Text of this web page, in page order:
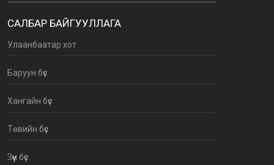
САЛБАР БАЙГУУЛЛАГА
Улаанбаатар хот
Баруун бүс
Хангайн бүс
Төвийн бүс
Зүүн бүс